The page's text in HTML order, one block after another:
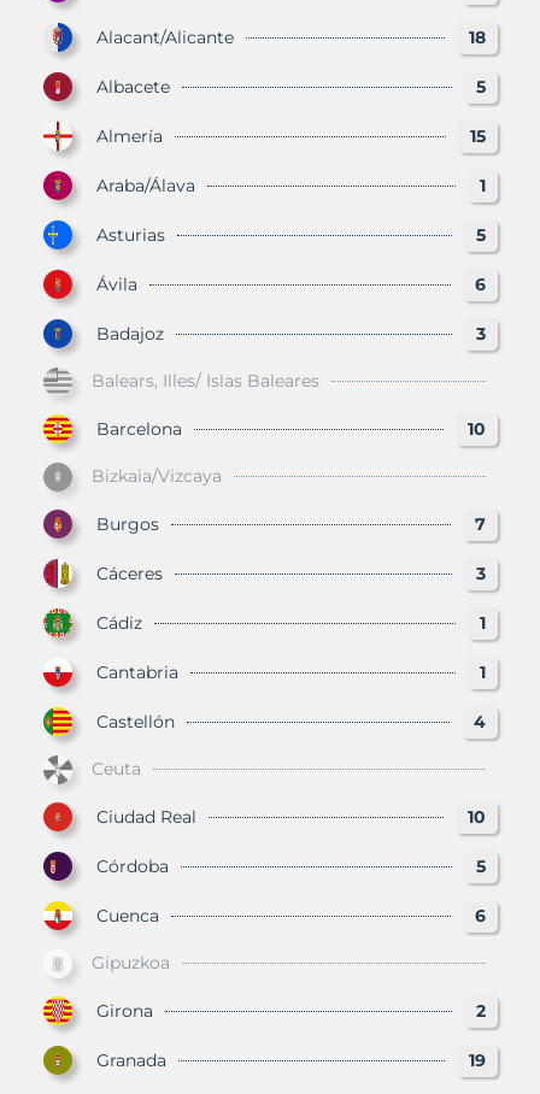
Alacant/Alicante 18
Albacete 5
Almería 15
Araba/Álava 1
Asturias 5
Ávila 6
Badajoz 3
Balears, Illes/ Islas Baleares
Barcelona 10
Bizkaia/Vizcaya
Burgos 7
Cáceres 3
Cádiz 1
Cantabria 1
Castellón 4
Ceuta
Ciudad Real 10
Córdoba 5
Cuenca 6
Gipuzkoa
Girona 2
Granada 19